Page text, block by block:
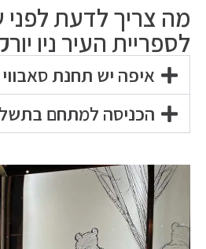
מה צריך לדעת לפני
לספריית העיר ניו
איפה יש תחנת
הכניסה למתחם